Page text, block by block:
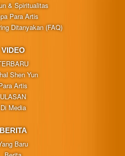
& Spiritualitas
Para Artis
Ditanyakan (FAQ)
VIDEO
Shen Yun
Artis
ULASAN
Di Media
Baru